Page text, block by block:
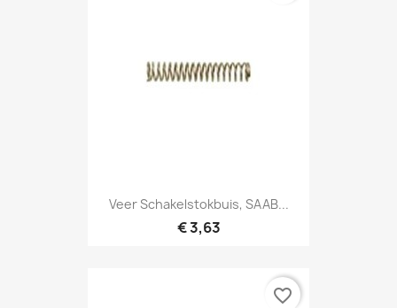
Veer Schakelstokbuis, SAAB...
€ 3,63
favorite_border